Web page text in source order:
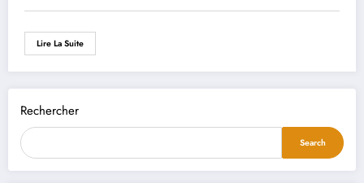
Rechercher
Search
Lire La Suite